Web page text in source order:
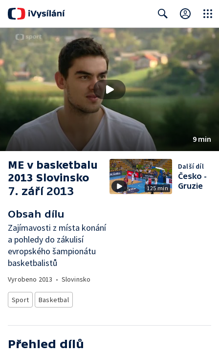
Search Close
9 min
ME v basketbalu
2013 Slovinsko
7. září 2013
Obsah dílu
Zajímavosti z místa konání
a pohledy do zákulisí
evropského šampionátu
basketbalistů
Vyrobeno 2013 • Slovinsko
Sport Basketbal
125 min
Další díl
Česko -
Gruzie
Přehled dílů